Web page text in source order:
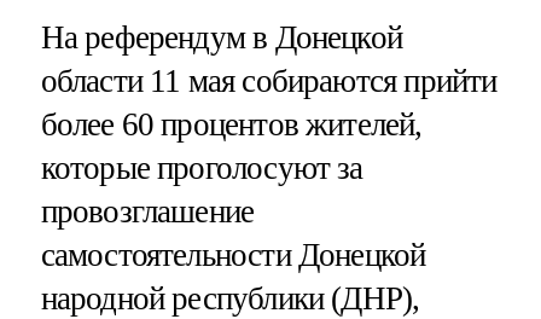
На референдум в Донецкой
области 11 мая собираются прийти
более 60 процентов жителей,
которые проголосуют за
провозглашение
самостоятельности Донецкой
народной республики (ДНР),